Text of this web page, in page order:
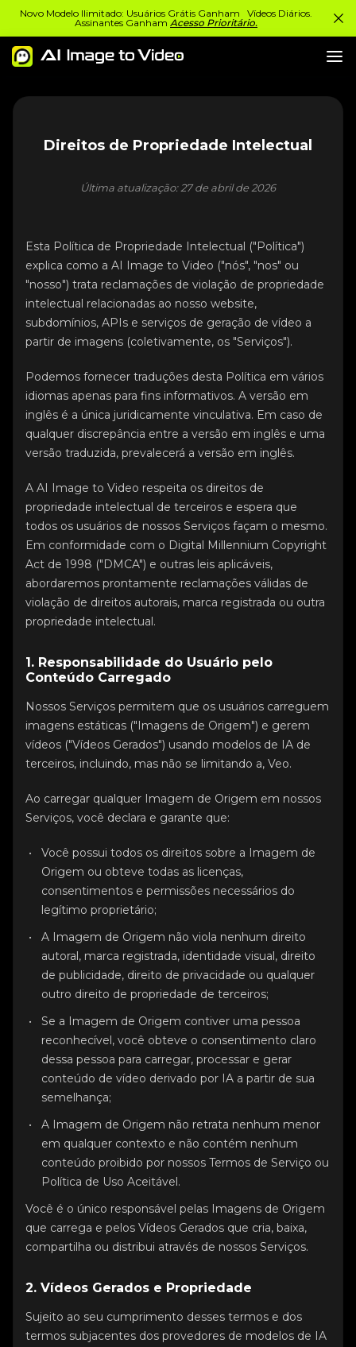
Novo Modelo Ilimitado: Usuários Grátis Ganham Vídeos Diários.
Assinantes Ganham Acesso Prioritário.
Direitos de Propriedade Intelectual
Última atualização: 27 de abril de 2026
Esta Política de Propriedade Intelectual ("Política")
explica como a AI Image to Video ("nós", "nos" ou
"nosso") trata reclamações de violação de propriedade
intelectual relacionadas ao nosso website,
subdomínios, APIs e serviços de geração de vídeo a
partir de imagens (coletivamente, os "Serviços").
Podemos fornecer traduções desta Política em vários
idiomas apenas para fins informativos. A versão em
inglês é a única juridicamente vinculativa. Em caso de
qualquer discrepância entre a versão em inglês e uma
versão traduzida, prevalecerá a versão em inglês.
A AI Image to Video respeita os direitos de
propriedade intelectual de terceiros e espera que
todos os usuários de nossos Serviços façam o mesmo.
Em conformidade com o Digital Millennium Copyright
Act de 1998 ("DMCA") e outras leis aplicáveis,
abordaremos prontamente reclamações válidas de
violação de direitos autorais, marca registrada ou outra
propriedade intelectual.
1. Responsabilidade do Usuário pelo
Conteúdo Carregado
Nossos Serviços permitem que os usuários carreguem
imagens estáticas ("Imagens de Origem") e gerem
vídeos ("Vídeos Gerados") usando modelos de IA de
terceiros, incluindo, mas não se limitando a, Veo.
Ao carregar qualquer Imagem de Origem em nossos
Serviços, você declara e garante que:
Você possui todos os direitos sobre a Imagem de
Origem ou obteve todas as licenças,
consentimentos e permissões necessários do
legítimo proprietário;
A Imagem de Origem não viola nenhum direito
autoral, marca registrada, identidade visual, direito
de publicidade, direito de privacidade ou qualquer
outro direito de propriedade de terceiros;
Se a Imagem de Origem contiver uma pessoa
reconhecível, você obteve o consentimento claro
dessa pessoa para carregar, processar e gerar
conteúdo de vídeo derivado por IA a partir de sua
semelhança;
A Imagem de Origem não retrata nenhum menor
em qualquer contexto e não contém nenhum
conteúdo proibido por nossos Termos de Serviço ou
Política de Uso Aceitável.
Você é o único responsável pelas Imagens de Origem
que carrega e pelos Vídeos Gerados que cria, baixa,
compartilha ou distribui através de nossos Serviços.
2. Vídeos Gerados e Propriedade
Sujeito ao seu cumprimento desses termos e dos
termos subjacentes dos provedores de modelos de IA